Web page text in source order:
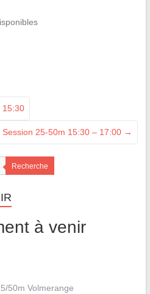
15:30
Session 25-50m 15:30 – 17:00 →
Recherche
à venir
50m Volmerange